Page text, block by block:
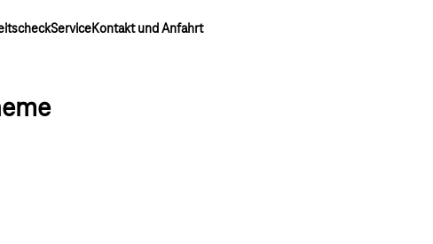
ServiceKontakt und Anfahrt